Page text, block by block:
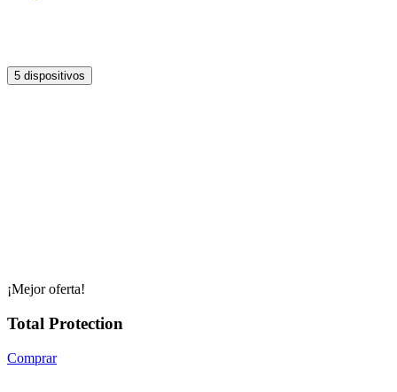
5 dispositivos
¡Mejor oferta!
Total Protection
Comprar